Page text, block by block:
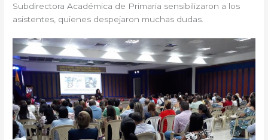
Subdirectora Académica de Primaria sensibilizaron a los
asistentes, quienes despejaron muchas dudas.